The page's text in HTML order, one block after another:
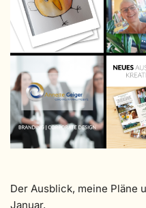
Der Ausblick, meine Pläne
Januar.